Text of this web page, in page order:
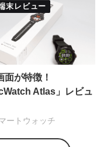
末レビュー
面が特徴！
Atlas」レビュ
ートウォッチ